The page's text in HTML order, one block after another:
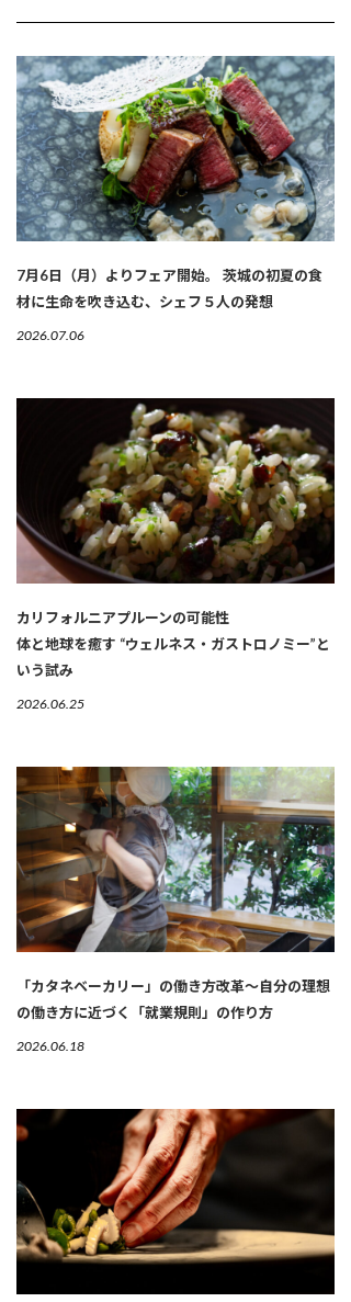
7月6日（月）よりフェア開始。 茨城の初夏の食
材に生命を吹き込む、シェフ５人の発想
2026.07.06
カリフォルニアプルーンの可能性
体と地球を癒す “ウェルネス・ガストロノミー”と
いう試み
2026.06.25
「カタネベーカリー」の働き方改革～自分の理想
の働き方に近づく「就業規則」の作り方
2026.06.18